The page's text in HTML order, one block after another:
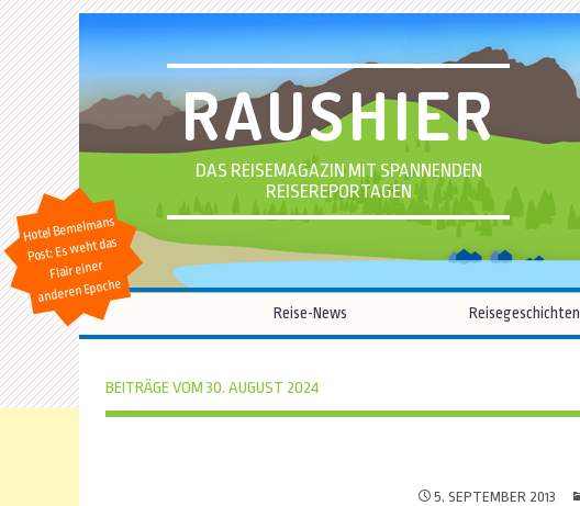
RAUSHIER
DAS REISEMAGAZIN MIT SPANNENDEN
REISEREPORTAGEN
Hotel Bemelmans
Post: Es weht das
Flair einer
anderen Epoche
Reise-News Reisegeschichten
BEITRÄGE VOM 30. AUGUST 2024
5. SEPTEMBER 2013